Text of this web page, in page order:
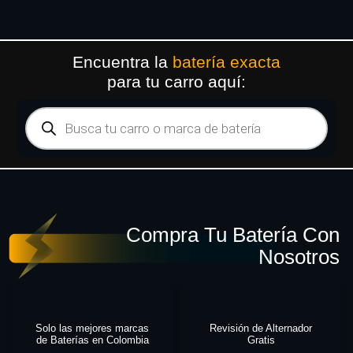
Encuentra la batería exacta
para tu carro aquí:
Compra Tu Batería Con
Nosotros
Solo las mejores marcas
de Baterías en Colombia
Revisión de Alternador
Gratis